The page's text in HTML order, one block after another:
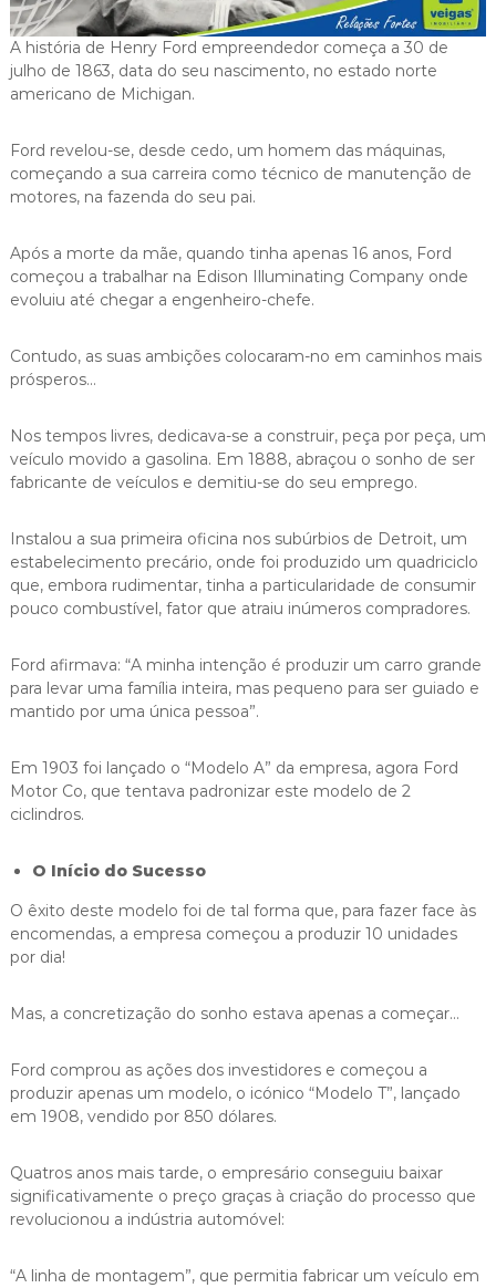
i
g
a
s
A história de Henry Ford empreendedor começa a 30 de
julho de 1863, data do seu nascimento, no estado norte
americano de Michigan.
Ford revelou-se, desde cedo, um homem das máquinas,
começando a sua carreira como técnico de manutenção de
motores, na fazenda do seu pai.
Após a morte da mãe, quando tinha apenas 16 anos, Ford
começou a trabalhar na Edison Illuminating Company onde
evoluiu até chegar a engenheiro-chefe.
Contudo, as suas ambições colocaram-no em caminhos mais
prósperos…
Nos tempos livres, dedicava-se a construir, peça por peça, um
veículo movido a gasolina. Em 1888, abraçou o sonho de ser
fabricante de veículos e demitiu-se do seu emprego.
Instalou a sua primeira oficina nos subúrbios de Detroit, um
estabelecimento precário, onde foi produzido um quadriciclo
que, embora rudimentar, tinha a particularidade de consumir
pouco combustível, fator que atraiu inúmeros compradores.
Ford afirmava: “A minha intenção é produzir um carro grande
para levar uma família inteira, mas pequeno para ser guiado e
mantido por uma única pessoa”.
Em 1903 foi lançado o “Modelo A” da empresa, agora Ford
Motor Co, que tentava padronizar este modelo de 2
ciclindros.
O Início do Sucesso
O êxito deste modelo foi de tal forma que, para fazer face às
encomendas, a empresa começou a produzir 10 unidades
por dia!
Mas, a concretização do sonho estava apenas a começar…
Ford comprou as ações dos investidores e começou a
produzir apenas um modelo, o icónico “Modelo T”, lançado
em 1908, vendido por 850 dólares.
Quatros anos mais tarde, o empresário conseguiu baixar
significativamente o preço graças à criação do processo que
revolucionou a indústria automóvel:
“A linha de montagem”, que permitia fabricar um veículo em